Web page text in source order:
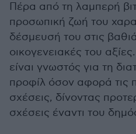
Πέρα από τη λαμπερή
προσωπική ζωή του
δέσμευσή του στις
οικογενειακές του
είναι γνωστός για τη
προφίλ όσον αφορά τις
σχέσεις, δίνοντας
σχέσεις έναντι του